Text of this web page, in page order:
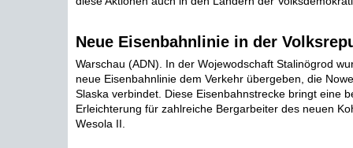
Neue Eisenbahnlinie in der
Warschau (ADN). In der Wojewodschaft Stalinögrod
neue Eisenbahnlinie dem Verkehr übergeben, die
Slaska verbindet. Diese Eisenbahnstrecke bringt eine
Erleichterung für zahlreiche Bergarbeiter des neuen
Wesola II.